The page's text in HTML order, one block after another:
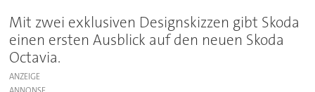
Mit zwei exklusiven Designskizzen gibt Skoda
einen ersten Ausblick auf den neuen Skoda
Octavia.
ANZEIGE